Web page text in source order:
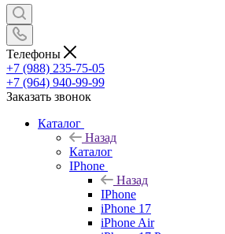
Телефоны
+7 (988) 235-75-05
+7 (964) 940-99-99
Заказать звонок
Каталог
Назад
Каталог
IPhone
Назад
IPhone
iPhone 17
iPhone Air